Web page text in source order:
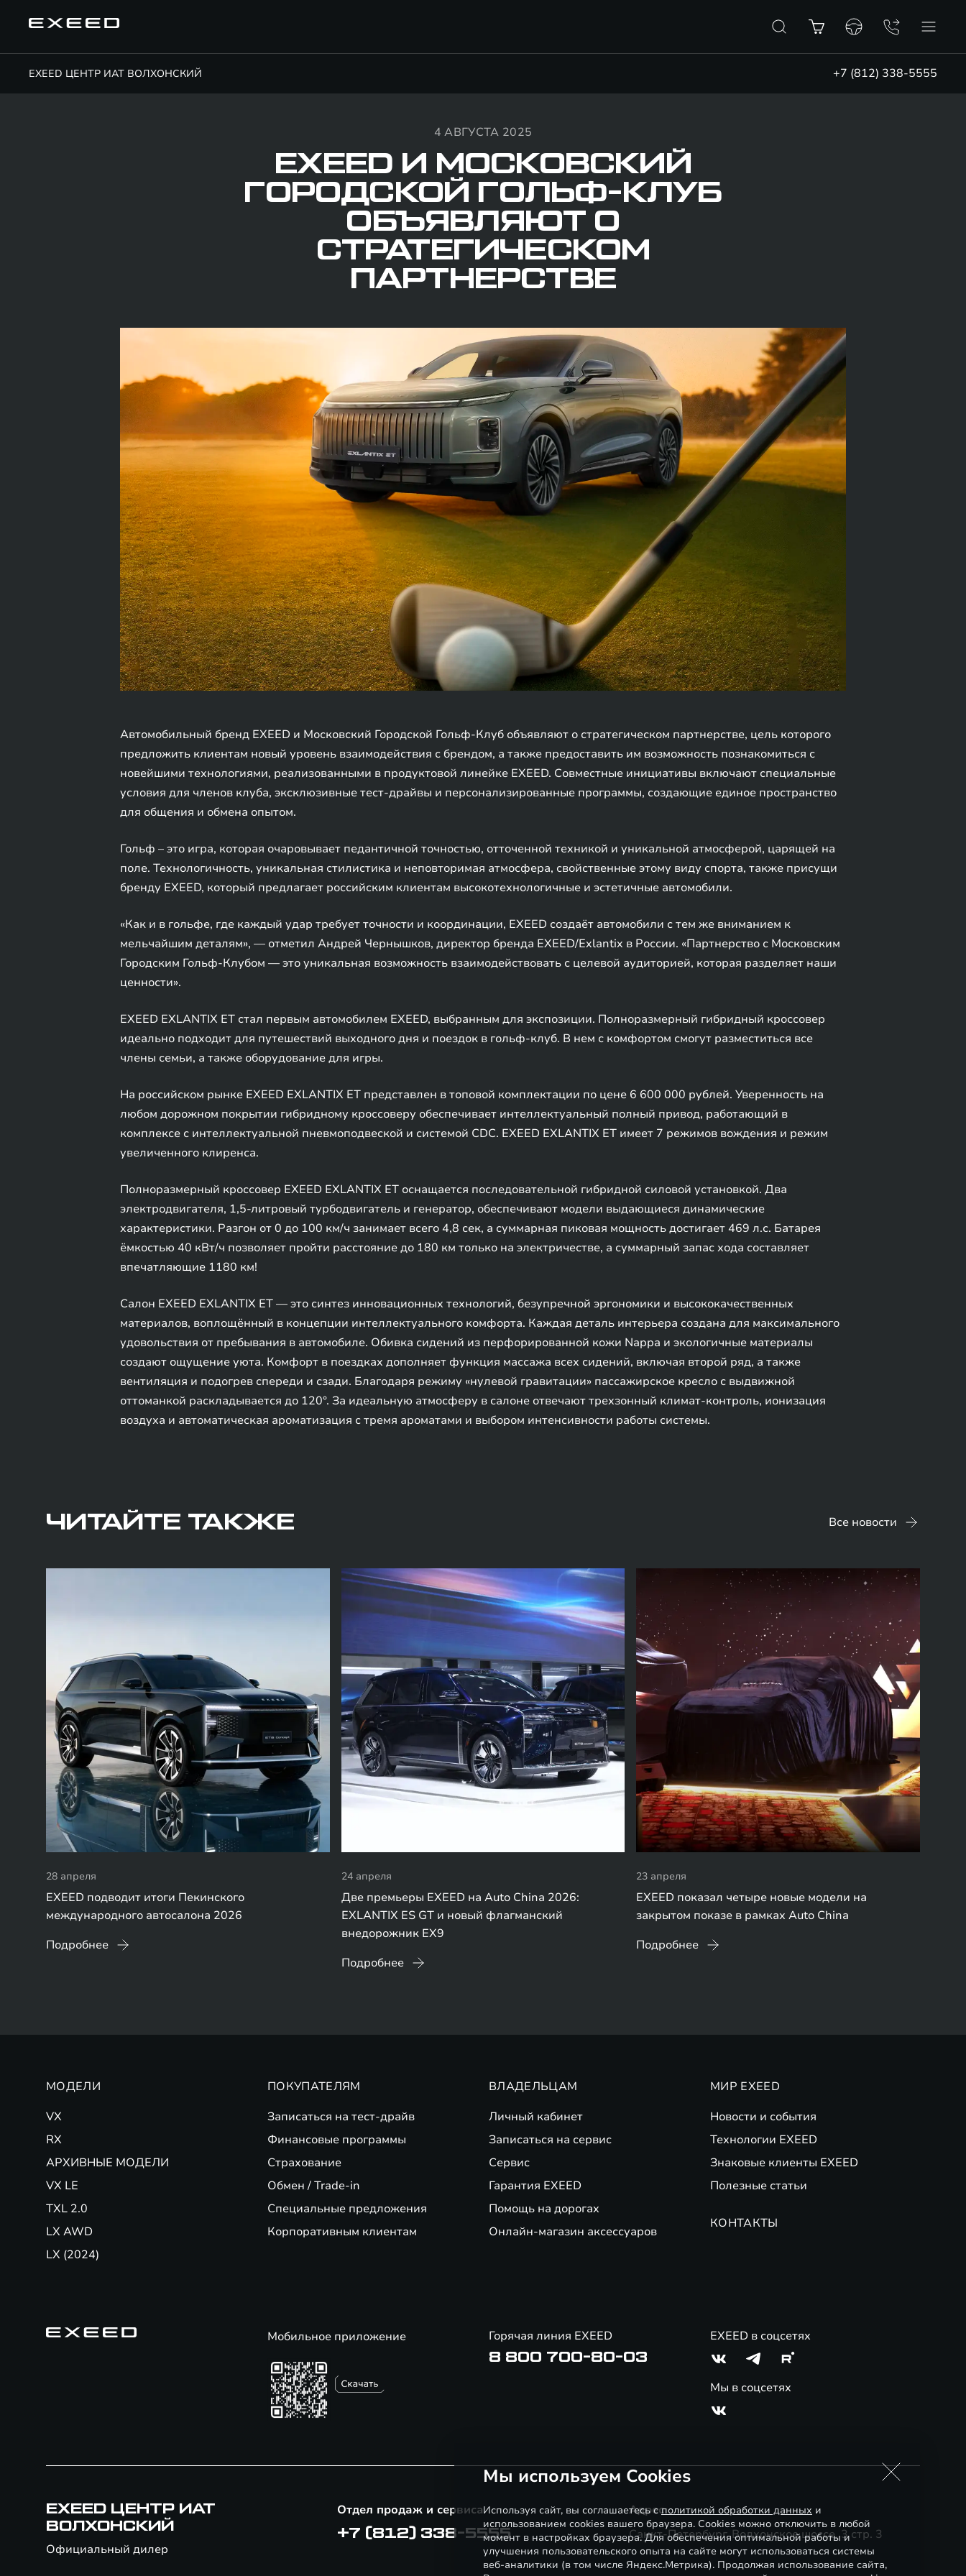
EXEED ЦЕНТР ИАТ ВОЛХОНСКИЙ +7 (812) 338-5555
4 АВГУСТА 2025
EXEED И МОСКОВСКИЙ
ГОРОДСКОЙ ГОЛЬФ-КЛУБ
ОБЪЯВЛЯЮТ О
СТРАТЕГИЧЕСКОМ
ПАРТНЕРСТВЕ
Автомобильный бренд EXEED и Московский Городской Гольф-Клуб объявляют о стратегическом партнерстве, цель которого
предложить клиентам новый уровень взаимодействия с брендом, а также предоставить им возможность познакомиться с
новейшими технологиями, реализованными в продуктовой линейке EXEED. Совместные инициативы включают специальные
условия для членов клуба, эксклюзивные тест-драйвы и персонализированные программы, создающие единое пространство
для общения и обмена опытом.
Гольф – это игра, которая очаровывает педантичной точностью, отточенной техникой и уникальной атмосферой, царящей на
поле. Технологичность, уникальная стилистика и неповторимая атмосфера, свойственные этому виду спорта, также присущи
бренду EXEED, который предлагает российским клиентам высокотехнологичные и эстетичные автомобили.
«Как и в гольфе, где каждый удар требует точности и координации, EXEED создаёт автомобили с тем же вниманием к
мельчайшим деталям», — отметил Андрей Чернышков, директор бренда EXEED/Exlantix в России. «Партнерство с Московским
Городским Гольф-Клубом — это уникальная возможность взаимодействовать с целевой аудиторией, которая разделяет наши
ценности».
EXEED EXLANTIX ET стал первым автомобилем EXEED, выбранным для экспозиции. Полноразмерный гибридный кроссовер
идеально подходит для путешествий выходного дня и поездок в гольф-клуб. В нем с комфортом смогут разместиться все
члены семьи, а также оборудование для игры.
На российском рынке EXEED EXLANTIX ET представлен в топовой комплектации по цене 6 600 000 рублей. Уверенность на
любом дорожном покрытии гибридному кроссоверу обеспечивает интеллектуальный полный привод, работающий в
комплексе с интеллектуальной пневмоподвеской и системой CDC. EXEED EXLANTIX ET имеет 7 режимов вождения и режим
увеличенного клиренса.
Полноразмерный кроссовер EXEED EXLANTIX ET оснащается последовательной гибридной силовой установкой. Два
электродвигателя, 1,5-литровый турбодвигатель и генератор, обеспечивают модели выдающиеся динамические
характеристики. Разгон от 0 до 100 км/ч занимает всего 4,8 сек, а суммарная пиковая мощность достигает 469 л.с. Батарея
ёмкостью 40 кВт/ч позволяет пройти расстояние до 180 км только на электричестве, а суммарный запас хода составляет
впечатляющие 1180 км!
Салон EXEED EXLANTIX ET — это синтез инновационных технологий, безупречной эргономики и высококачественных
материалов, воплощённый в концепции интеллектуального комфорта. Каждая деталь интерьера создана для максимального
удовольствия от пребывания в автомобиле. Обивка сидений из перфорированной кожи Nappa и экологичные материалы
создают ощущение уюта. Комфорт в поездках дополняет функция массажа всех сидений, включая второй ряд, а также
вентиляция и подогрев спереди и сзади. Благодаря режиму «нулевой гравитации» пассажирское кресло с выдвижной
оттоманкой раскладывается до 120°. За идеальную атмосферу в салоне отвечают трехзонный климат-контроль, ионизация
воздуха и автоматическая ароматизация с тремя ароматами и выбором интенсивности работы системы.
ЧИТАЙТЕ ТАКЖЕ Все новости
28 апреля
EXEED подводит итоги Пекинского
международного автосалона 2026
Подробнее
24 апреля
Две премьеры EXEED на Auto China 2026:
EXLANTIX ES GT и новый флагманский
внедорожник EX9
Подробнее
23 апреля
EXEED показал четыре новые модели на
закрытом показе в рамках Auto China
Подробнее
МОДЕЛИ
VX
RX
АРХИВНЫЕ МОДЕЛИ
VX LE
TXL 2.0
LX AWD
LX (2024)
ПОКУПАТЕЛЯМ
Записаться на тест-драйв
Финансовые программы
Страхование
Обмен / Trade-in
Специальные предложения
Корпоративным клиентам
ВЛАДЕЛЬЦАМ
Личный кабинет
Записаться на сервис
Сервис
Гарантия EXEED
Помощь на дорогах
Онлайн-магазин аксессуаров
МИР EXEED
Новости и события
Технологии EXEED
Знаковые клиенты EXEED
Полезные статьи
КОНТАКТЫ
Мобильное приложение Горячая линия EXEED
8 800 700-80-03
EXEED в соцсетях
Мы в соцсетях
EXEED ЦЕНТР ИАТ
ВОЛХОНСКИЙ
Официальный дилер
Отдел продаж и сервиса
+7 (812) 338-5555
Адрес
Санкт-Петербург, Волхонское шоссе, 3 стр. 3
Мы используем Cookies
Используя сайт, вы соглашаетесь сполитикой обработки данных и
использованием cookies вашего браузера. Cookies можно отключить в любой
момент в настройках браузера. Для обеспечения оптимальной работы и
улучшения пользовательского опыта на сайте могут использоваться системы
веб-аналитики (в том числе Яндекс.Метрика). Продолжая использование сайта,